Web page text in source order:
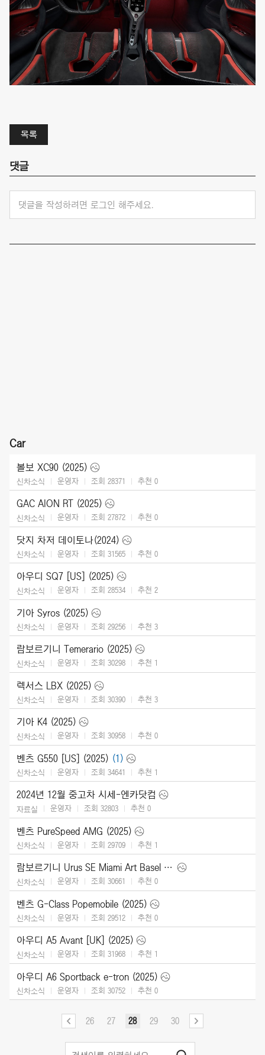
목록
댓글
댓글을 작성하려면 로그인 해주세요.
Car
볼보 XC90 (2025)
신차소식 운영자 조회 28371 추천 0
GAC AION RT (2025)
신차소식 운영자 조회 27872 추천 0
닷지 차저 데이토나(2024)
신차소식 운영자 조회 31565 추천 0
아우디 SQ7 [US] (2025)
신차소식 운영자 조회 28534 추천 2
기아 Syros (2025)
신차소식 운영자 조회 29256 추천 3
람보르기니 Temerario (2025)
신차소식 운영자 조회 30298 추천 1
렉서스 LBX (2025)
신차소식 운영자 조회 30390 추천 3
기아 K4 (2025)
신차소식 운영자 조회 30958 추천 0
벤츠 G550 [US] (2025) (1)
신차소식 운영자 조회 34641 추천 1
2024년 12월 중고차 시세-엔카닷컴
자료실 운영자 조회 32803 추천 0
벤츠 PureSpeed AMG (2025)
신차소식 운영자 조회 29709 추천 1
람보르기니 Urus SE Miami Art Basel (2024)
신차소식 운영자 조회 30661 추천 0
벤츠 G-Class Popemobile (2025)
신차소식 운영자 조회 29512 추천 0
아우디 A5 Avant [UK] (2025)
신차소식 운영자 조회 31968 추천 1
아우디 A6 Sportback e-tron (2025)
신차소식 운영자 조회 30752 추천 0
26 27 28 29 30